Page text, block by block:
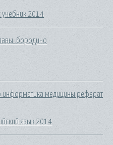
учебник 2014
.бородино
информатика медицины реферат
язык 2014